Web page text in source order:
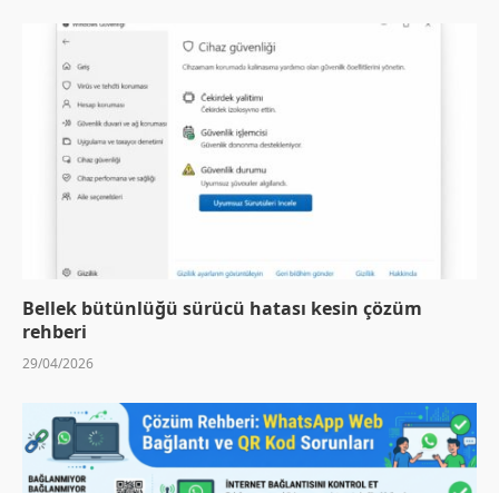
Bellek bütünlüğü sürücü hatası kesin çözüm
rehberi
29/04/2026